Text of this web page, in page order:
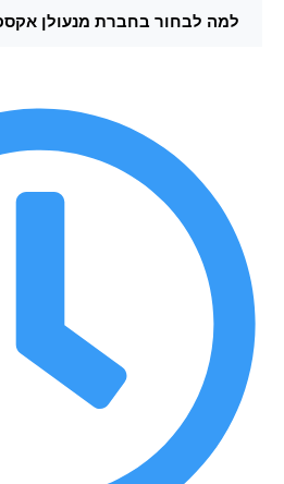
למה לבחור בחברת מנעולן אקספרס?